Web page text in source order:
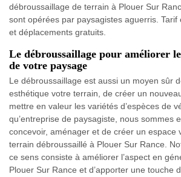
débroussaillage de terrain à Plouer Sur
sont opérées par paysagistes aguerris. Tarif
et déplacements gratuits.
Le débroussaillage pour améliorer
de votre paysage
Le débroussaillage est aussi un moyen sûr
esthétique votre terrain, de créer un
mettre en valeur les variétés d’espèces de
qu’entreprise de paysagiste, nous sommes
concevoir, aménager et de créer un espace
terrain débroussaillé à Plouer Sur Rance.
ce sens consiste à améliorer l’aspect en
Plouer Sur Rance et d’apporter une touche